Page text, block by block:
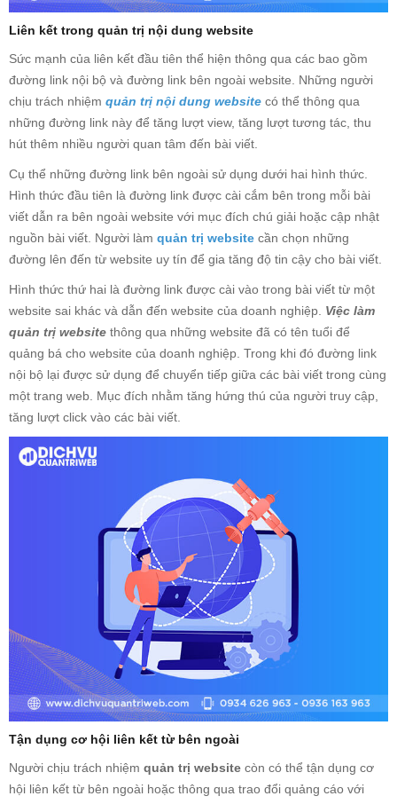
Liên kết trong quản trị nội dung website
Sức mạnh của liên kết đầu tiên thể hiện thông qua các bao gồm
đường link nội bộ và đường link bên ngoài website. Những người
chịu trách nhiệm quản trị nội dung website có thể thông qua
những đường link này để tăng lượt view, tăng lượt tương tác, thu
hút thêm nhiều người quan tâm đến bài viết.
Cụ thể những đường link bên ngoài sử dụng dưới hai hình thức.
Hình thức đầu tiên là đường link được cài cắm bên trong mỗi bài
viết dẫn ra bên ngoài website với mục đích chú giải hoặc cập nhật
nguồn bài viết. Người làm quản trị website cần chọn những
đường lên đến từ website uy tín để gia tăng độ tin cậy cho bài viết.
Hình thức thứ hai là đường link được cài vào trong bài viết từ một
website sai khác và dẫn đến website của doanh nghiệp. Việc làm
quản trị website thông qua những website đã có tên tuổi để
quảng bá cho website của doanh nghiệp. Trong khi đó đường link
nội bộ lại được sử dụng để chuyển tiếp giữa các bài viết trong cùng
một trang web. Mục đích nhằm tăng hứng thú của người truy cập,
tăng lượt click vào các bài viết.
Tận dụng cơ hội liên kết từ bên ngoài
Người chịu trách nhiệm quản trị website còn có thể tận dụng cơ
hội liên kết từ bên ngoài hoặc thông qua trao đổi quảng cáo với